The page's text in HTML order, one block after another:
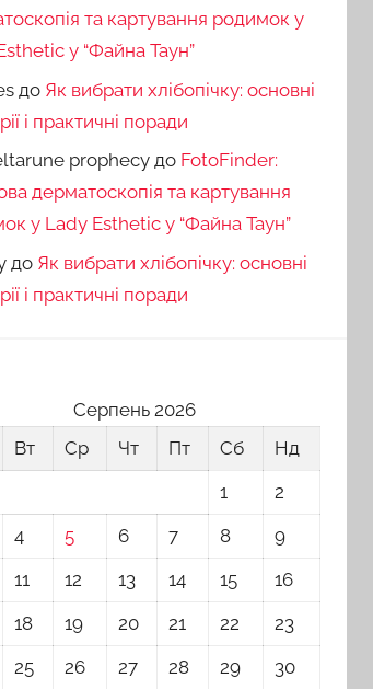
та картування родимок у
у “Файна Таун”
до Як вибрати хлібопічку: основні
і практичні поради
prophecyдо FotoFinder:
дерматоскопія та картування
у Lady Esthetic у “Файна Таун”
до Як вибрати хлібопічку: основні
і практичні поради
Серпень 2026
Вт Ср Чт Пт Сб
Нд
1
2
4 5 6 7 8
9
11 12 13 14 15
16
18 19 20 21 22
23
25 26 27 28 29 30